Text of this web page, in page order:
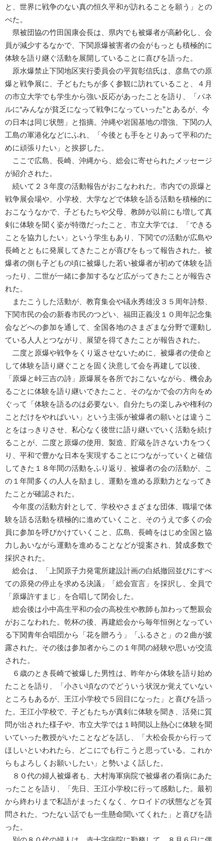
と、世界に戦争のない真の恒久平和が訪れることを願う」との
べた。
県被団協の竹田国康会長は、県内でも被爆者が高齢化し、会
員が減少するなかで、下関原爆被害者の会がもっとも積極的に
体験を語り継ぐ活動を展開していることに喜びを語った。
原水爆禁止下関地区実行委員会の平賀彰信氏は、彦島での原
爆と戦争展に、子どもたちが多く参観に訪れていること、４月
の市立大学でも学生から強い反応があったことを語り、「パネ
ルに“みんなが貧乏になって戦争になっていった”とあるが、今
の日本は同じ状態」と指摘。沖縄や岩国基地の増強、下関の人
工島の軍港化などにふれ、「今後とも手をとりあって平和のた
めに頑張りたい」と挨拶した。
ここで広島、長崎、沖縄から、総会に寄せられたメッセージ
が紹介された。
続いて２３年度の活動報告がおこなわれた。市内での原爆と
戦争展会場や、小学校、大学などで体験を語る活動を積極的に
おこなうなかで、子どもたちや父母、教師が以前にも増して真
剣に体験を聞く姿が特徴だったこと、市立大学では、「できる
ことを協力したい」という学生もあり、下関での活動が広島や
長崎とともに発展してきたことが喜びをもって報告された。被
爆者の側も子どもの頃に被爆した若い被爆者が初めて体験を語
ったり、二世が一緒に参加するなど広がってきたことが報告さ
れた。
またこうした活動が、教育集会や礒永秀雄没３５周年詩祭、
下関市民の会の新春市民のつどい、福田正義没１０周年記念集
会などへの参加を通して、全国各地のさまざまな分野で運動し
ている人人とつながり、展望を得てきたことが報告された。
二度と原爆や戦争をくり返させないために、被爆者の使命と
して体験を語り継ぐことを固く決意して会を再建して以後、
「原爆と峠三吉の詩」原爆展を各所でおこないながら、機会あ
るごとに体験を語り継いできたこと、そのなかで会の方向をめ
ぐって「体験を語るのは必要ない。自分たちの楽しみや権利の
ことだけをやればいい」という主張が被爆者の願いとは違うこ
とをはっきりさせ、私心なく後世に語り継いでいく活動を続け
ることが、二度と原爆の使用、製造、貯蔵を許さない力をつく
り、平和で豊かな日本を実現することにつながっていくと確信
してきた１８年間の活動をふり返り、被爆者の会の活動が、こ
の１年間多くの人人を励まし、運動を進める原動力となってき
たことが確認された。
今年度の活動方針として、学校やさまざまな団体、職場で体
験を語る活動を積極的に進めていくこと、そのうえで多くの会
員に参加を呼びかけていくこと、広島、長崎をはじめ全国と協
力しあいながら運動を進めることなどが提案され、賛成多数で
採択された。
総会は、「上関原子力発電所建設計画の白紙撤回並びにすべ
ての原発の停止を求める決議」「総会宣言」を採択し、全員で
「原爆許すまじ」を合唱して閉会した。
総会後は小中高生平和の会の高校生や教師も加わって懇親会
がおこなわれた。乾杯の後、再建総会から毎年恒例となってい
る下関青年合唱団から「花を贈ろう」「ふるさと」の２曲が披
露された。その後は参加者からこの１年間の経験や思いが交流
された。
６歳のとき長崎で被爆した男性は、昨年から体験を語り始め
たことを語り、「小さい頃なのでどういう状況か覚えていない
ところもあるが、王江小学校で５回目になった」と喜びを語っ
た。王江小学校で、子どもたちが真剣に体験を聞き、活発に質
問が出された様子や、市立大学では１時間以上熱心に体験を聞
いていった教授がいたことなどを話し、「大松会長から行って
ほしいといわれたら、どこにでも行こうと思っている。これか
らもよろしくお願いしたい」と勢いよく話した。
８０代の婦人被爆者も、大村海軍病院で被爆者の看病にあた
ったことを語り、「先日、王江小学校に行って感動した。最初
から終わりまで私語がまったくなく、ケロイドの状態などを質
問された。つたない話でも一生懸命聞いてくれた」と喜びを語
った。